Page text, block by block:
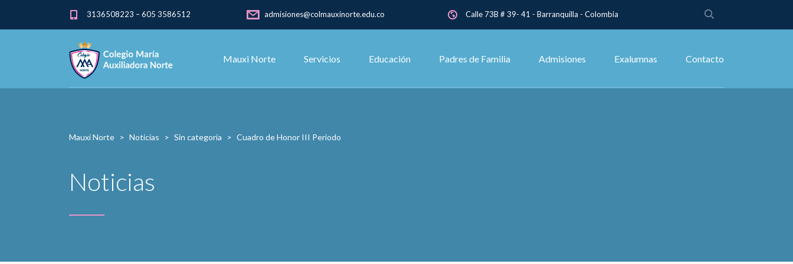
3136508223 – 605 3586512 admisiones@colmauxinorte.edu.co Calle 73B # 39- 41 - Barranquilla - Colombia
Mauxi Norte Servicios Educación Padres de Familia Admisiones Exalumnas Contacto
Mauxi Norte > Noticias > Sin categoría > Cuadro de Honor III Periodo
Noticias